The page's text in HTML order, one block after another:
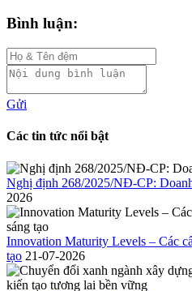
Bình luận:
Gửi
Các tin tức nổi bật
Nghị định 268/2025/NĐ-CP:
2026
Innovation Maturity Levels – Các
tạo 21-07-2026